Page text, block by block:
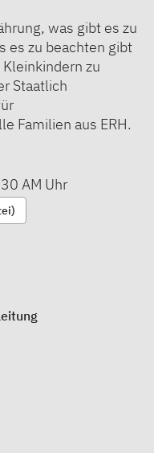
was gibt es zu
es zu beachten gibt
zu
Staatlich
Familien aus ERH.
AM Uhr